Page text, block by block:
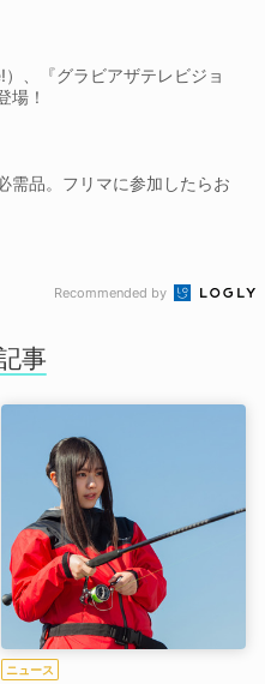
、『グラビアザテレビジョ
場！
需品。フリマに参加したらお
Recommended by
事
ニュース